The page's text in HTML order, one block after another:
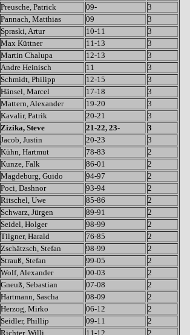
Preusche, Patrick
09-
3
Pannach, Matthias
09
3
Spraski, Artur
10-11
3
Max Küttner
11-13
3
Martin Chalupa
12-13
3
Andre Heinisch
11
3
Schmidt, Philipp
12-15
3
Hänsel, Marcel
17-18
3
Mattern, Alexander
19-20
3
Kavalir, Patrik
20-21
3
Zizika, Steve
21-22, 23-
3
Jacob, Justin
20-23
3
Kühn, Hartmut
78-83
2
Kunze, Falk
86-01
2
Magdeburg, Guido
94-97
2
Poci, Dashnor
93-94
2
Ritschel, Uwe
85-86
2
Schwarz, Jürgen
89-91
2
Seidel, Holger
98-99
2
Tilgner, Harald
76-85
2
Zschätzsch, Stefan
98-99
2
Strauß, Stefan
99-05
2
Wolf, Alexander
00-03
2
Gneuß, Sebastian
07-08
2
Hartmann, Sascha
08-09
2
Herzog, Mirko
06-12
2
Seidler, Phillip
09-11
2
Richter, Willi
11-12 2